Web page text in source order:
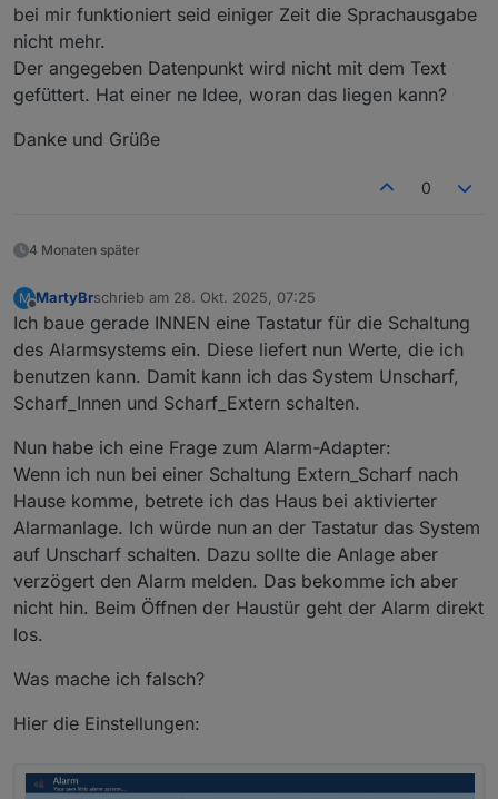
bei mir funktioniert seid einiger Zeit die Sprachausgabe
nicht mehr.
Der angegeben Datenpunkt wird nicht mit dem Text
gefüttert. Hat einer ne Idee, woran das liegen kann?
Danke und Grüße
0
4 Monaten später
M
Offline
MartyBrschrieb am 28. Okt. 2025, 07:25
zuletzt editiert von
Ich baue gerade INNEN eine Tastatur für die Schaltung
des Alarmsystems ein. Diese liefert nun Werte, die ich
benutzen kann. Damit kann ich das System Unscharf,
Scharf_Innen und Scharf_Extern schalten.
Nun habe ich eine Frage zum Alarm-Adapter:
Wenn ich nun bei einer Schaltung Extern_Scharf nach
Hause komme, betrete ich das Haus bei aktivierter
Alarmanlage. Ich würde nun an der Tastatur das System
auf Unscharf schalten. Dazu sollte die Anlage aber
verzögert den Alarm melden. Das bekomme ich aber
nicht hin. Beim Öffnen der Haustür geht der Alarm direkt
los.
Was mache ich falsch?
Hier die Einstellungen: